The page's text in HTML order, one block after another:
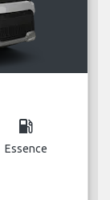
local_gas_station
Essence